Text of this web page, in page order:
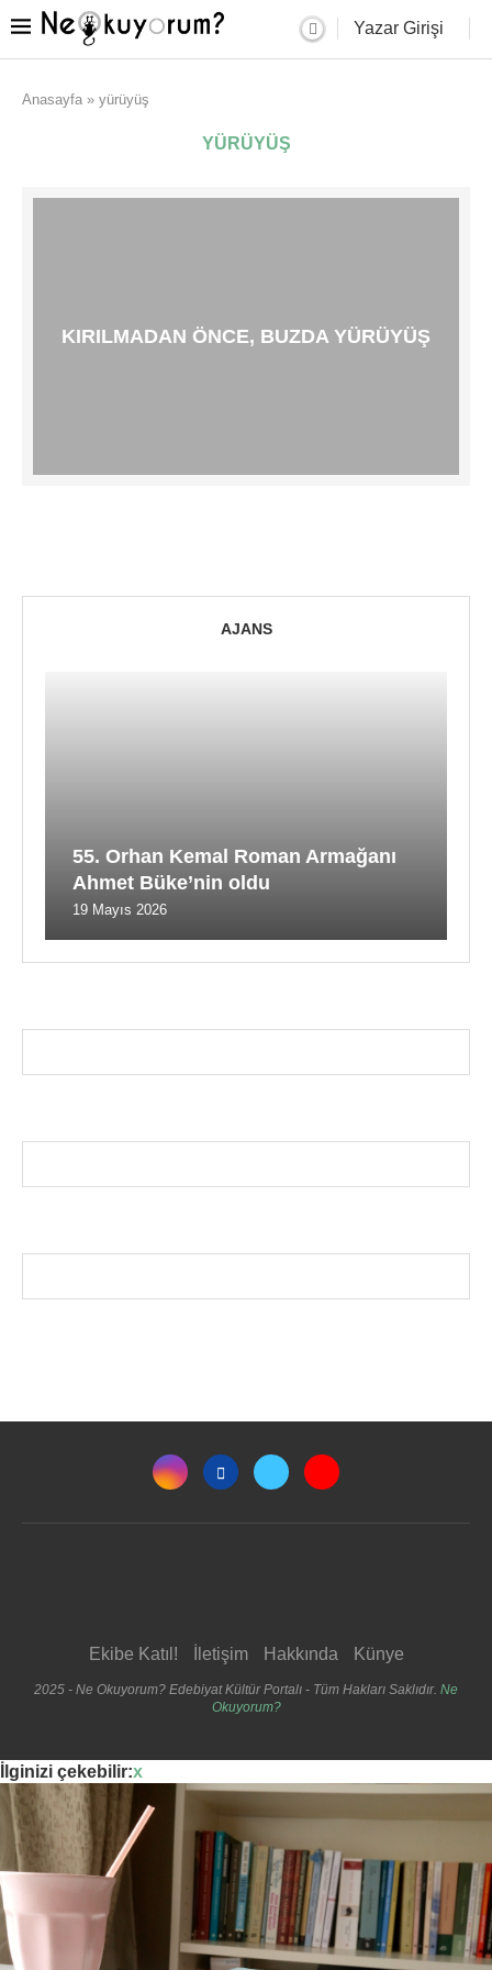
Yazar Girişi
Anasayfa » yürüyüş
YÜRÜYÜŞ
KIRILMADAN ÖNCE, BUZDA YÜRÜYÜŞ
AJANS
55. Orhan Kemal Roman Armağanı
Ahmet Büke’nin oldu
19 Mayıs 2026
Ekibe Katıl! İletişim Hakkında Künye
2025 - Ne Okuyorum? Edebiyat Kültür Portalı - Tüm Hakları Saklıdır. Ne
Okuyorum?
İlginizi çekebilir:x